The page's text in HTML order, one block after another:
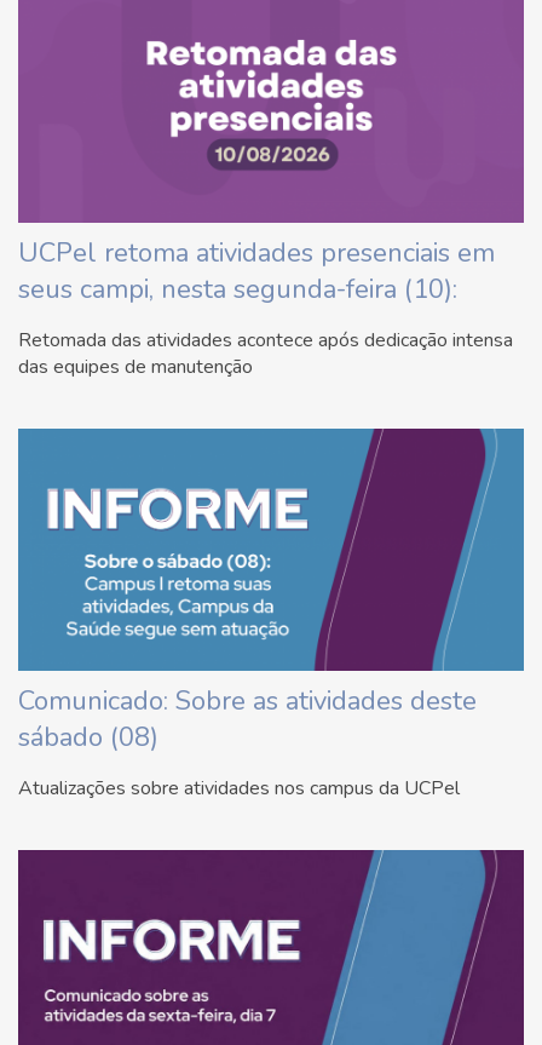
UCPel retoma atividades presenciais em
seus campi, nesta segunda-feira (10):
Retomada das atividades acontece após dedicação intensa
das equipes de manutenção
Comunicado: Sobre as atividades deste
sábado (08)
Atualizações sobre atividades nos campus da UCPel